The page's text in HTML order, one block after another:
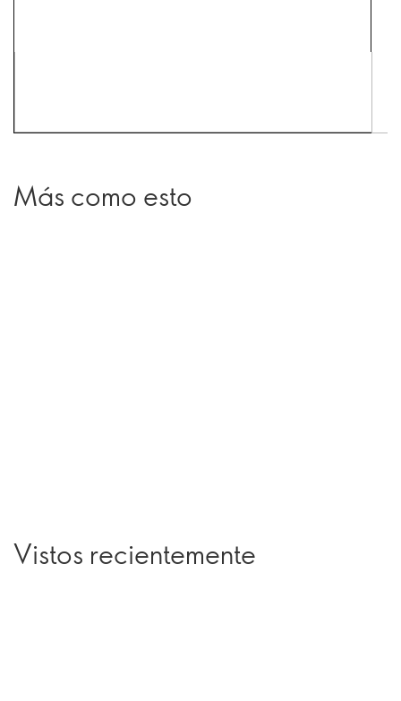
Más como esto
Vistos recientemente